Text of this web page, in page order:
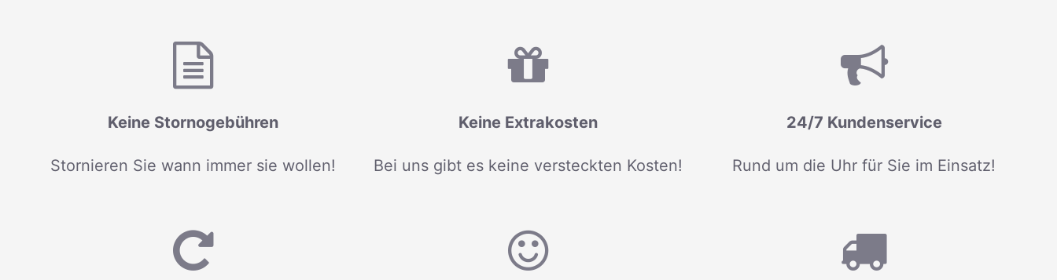
Keine Stornogebühren
Stornieren Sie wann immer sie wollen!
Keine Extrakosten
Bei uns gibt es keine versteckten Kosten!
24/7 Kundenservice
Rund um die Uhr für Sie im Einsatz!